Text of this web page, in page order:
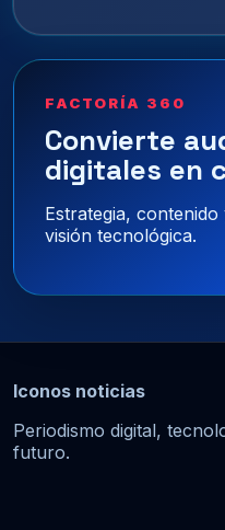
FACTORÍA 360
Convierte
digitales en
Estrategia,
visión tecnológica.
Iconos noticias
Periodismo digital,
futuro.